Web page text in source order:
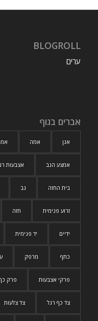
BLOGROLL
ערים
אברים בגוף
אגן אמה
אמצע הגב אצבעות
בית החזה גב
זרוע פנימית חזה
ידיים יד פנימית
כתף מרפק
פרקי אצבעות פרק
צד כף רגל צד צלעות